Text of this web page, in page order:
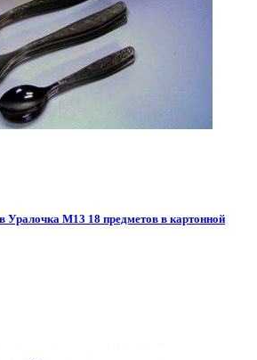
Уралочка М13 18 предметов в картонной